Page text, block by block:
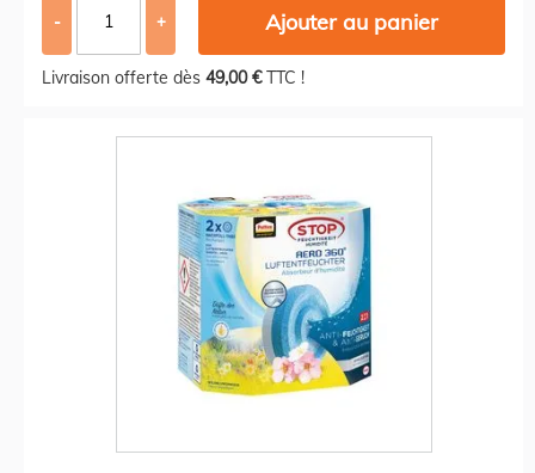
- + Ajouter au panier
Livraison offerte dès 49,00 €TTC !